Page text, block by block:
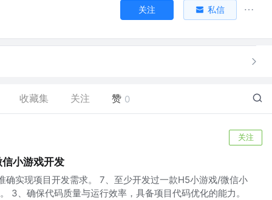
关注 私信
收藏集 关注 赞 0
关注
小游戏开发
确实现项目开发需求。 7、至少开发过一款H5小游戏/微信小
3、确保代码质量与运行效率，具备项目代码优化的能力。